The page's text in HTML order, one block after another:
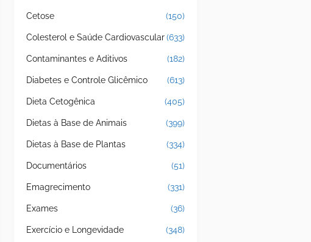
Cetose (150)
Colesterol e Saúde Cardiovascular(633)
Contaminantes e Aditivos (182)
Diabetes e Controle Glicêmico (613)
Dieta Cetogênica (405)
Dietas à Base de Animais (399)
Dietas à Base de Plantas (334)
Documentários (51)
Emagrecimento (331)
Exames (36)
Exercício e Longevidade (348)